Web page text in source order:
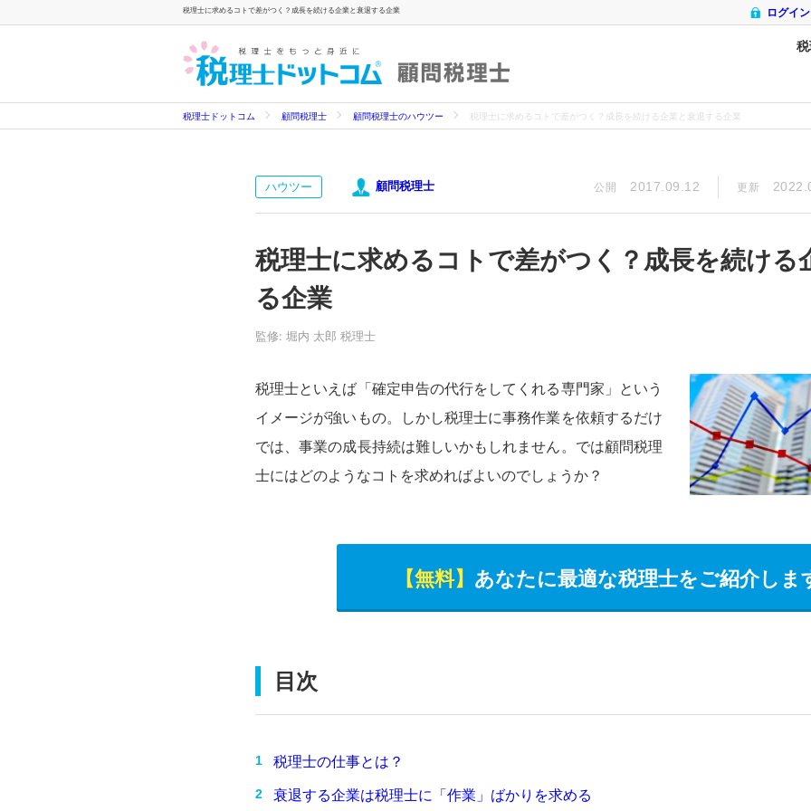
税理士に求めるコトで差がつく？成長を続ける企業と衰退する企業 ログイン
税理士ドットコム 顧問税理士 顧問税理士のハウツー 税理士に求めるコトで差がつく？成長を続ける企業と衰退する企業
ハウツー 顧問税理士 公開 2017.09.12 更新
税理士に求めるコトで差がつく？成長を続ける
る企業
監修: 堀内 太郎 税理士
税理士といえば「確定申告の代行をしてくれる専門家」という
イメージが強いもの。しかし税理士に事務作業を依頼するだけ
では、事業の成長持続は難しいかもしれません。では顧問税理
士にはどのようなコトを求めればよいのでしょうか？
【無料】 あなたに最適な税理士をご紹介しま
目次
税理士の仕事とは？
衰退する企業は税理士に「作業」ばかりを求める